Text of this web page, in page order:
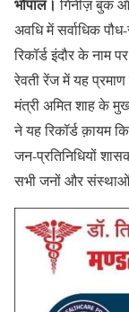
भोपाल। गिनीज़ बुक
अवधि में सर्वाधिक
रिकॉर्ड इंदौर के नाम
रेवती रेंज में यह
मंत्री अमित शाह के
ने यह रिकॉर्ड क़ायम
जन-प्रतिनिधियों
सभी जनों और संस्थाओं